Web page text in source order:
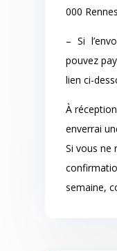
000
– Si
pouvez
lien ci-
À
enverrai
Si vous ne
semaine,